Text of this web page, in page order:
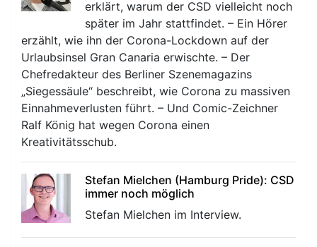
erklärt, warum der CSD vielleicht noch
später im Jahr stattfindet. – Ein Hörer
erzählt, wie ihn der Corona-Lockdown auf der
Urlaubsinsel Gran Canaria erwischte. – Der
Chefredakteur des Berliner Szenemagazins
„Siegessäule“ beschreibt, wie Corona zu massiven
Einnahmeverlusten führt. – Und Comic-Zeichner
Ralf König hat wegen Corona einen
Kreativitätsschub.
Stefan Mielchen (Hamburg Pride): CSD
immer noch möglich
Stefan Mielchen im Interview.